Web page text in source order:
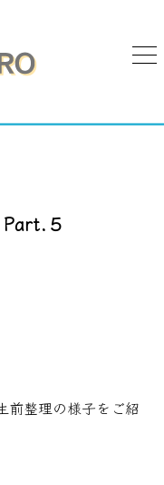
５
前整理の様子をご紹